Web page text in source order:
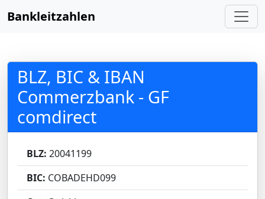
Bankleitzahlen
BLZ, BIC & IBAN
Commerzbank - GF
comdirect
BLZ: 20041199
BIC: COBADEHD099